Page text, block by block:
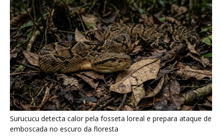
Últimas noticias
Ossos de mamute-lanoso surgem às
margens do Danúbio na seca
7 de agosto de 2026
Martim-pescador ajusta dois focos na retina
para corrigir a refração e...
7 de agosto de 2026